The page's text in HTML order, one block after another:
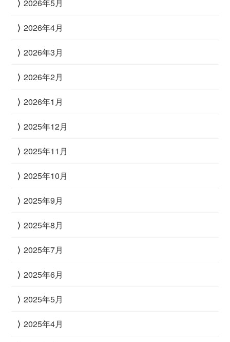
2026年5月
2026年4月
2026年3月
2026年2月
2026年1月
2025年12月
2025年11月
2025年10月
2025年9月
2025年8月
2025年7月
2025年6月
2025年5月
2025年4月